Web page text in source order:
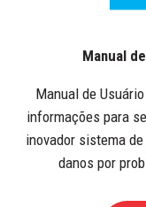
Manual
Manual de
informações para
inovador sistema
danos por